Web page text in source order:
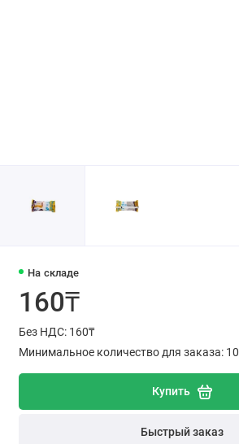
На складе
160₸
Без НДС: 160₸
Минимальное количество для заказа: 10
Купить
Быстрый заказ